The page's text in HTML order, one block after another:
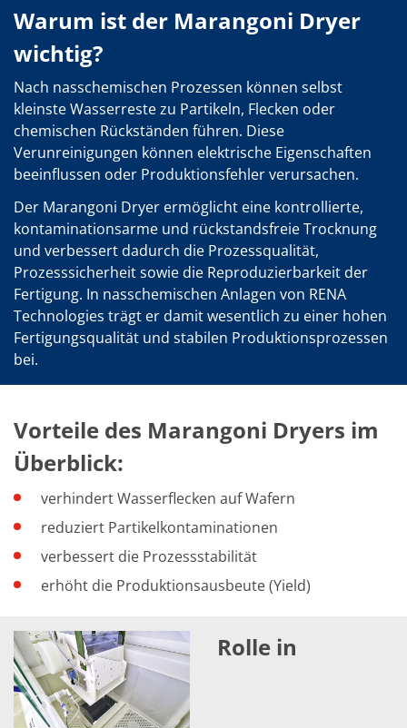
FlowLogX - Smart Connectivity Platform
Downloads
News
Messen
Glossar
Ätzen
Carrier
DI Wasser
Footprint
SECS/GEM
Einzelwafer Bearbeitung
TruEtch®
Marangoni Dryer
Karriere
Benefits
Ausbildung & Studium
RENA_Benefits
Ausbildung
Studium
News Ausbildung & Studium
RENA als Arbeitgeber
Bewerben bei RENA
Stellenangebote
Kontaktformular Lieferant
Kontaktformular
Kontaktformular Service
Internationale Kontakte
Expert Blog
Warum ist der Marangoni Dryer
wichtig?
Nach nasschemischen Prozessen können selbst
kleinste Wasserreste zu Partikeln, Flecken oder
chemischen Rückständen führen. Diese
Verunreinigungen können elektrische Eigenschaften
beeinflussen oder Produktionsfehler verursachen.
Der Marangoni Dryer ermöglicht eine kontrollierte,
kontaminationsarme und rückstandsfreie Trocknung
und verbessert dadurch die Prozessqualität,
Prozesssicherheit sowie die Reproduzierbarkeit der
Fertigung. In nasschemischen Anlagen von RENA
Technologies trägt er damit wesentlich zu einer hohen
Fertigungsqualität und stabilen Produktionsprozessen
bei.
Vorteile des Marangoni Dryers im
Überblick:
verhindert Wasserflecken auf Wafern
reduziert Partikelkontaminationen
verbessert die Prozessstabilität
erhöht die Produktionsausbeute (Yield)
Rolle in